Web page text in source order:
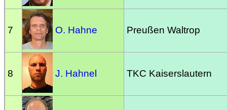
7 O. Hahne Preußen Waltrop
8 J. Hahnel TKC Kaiserslautern